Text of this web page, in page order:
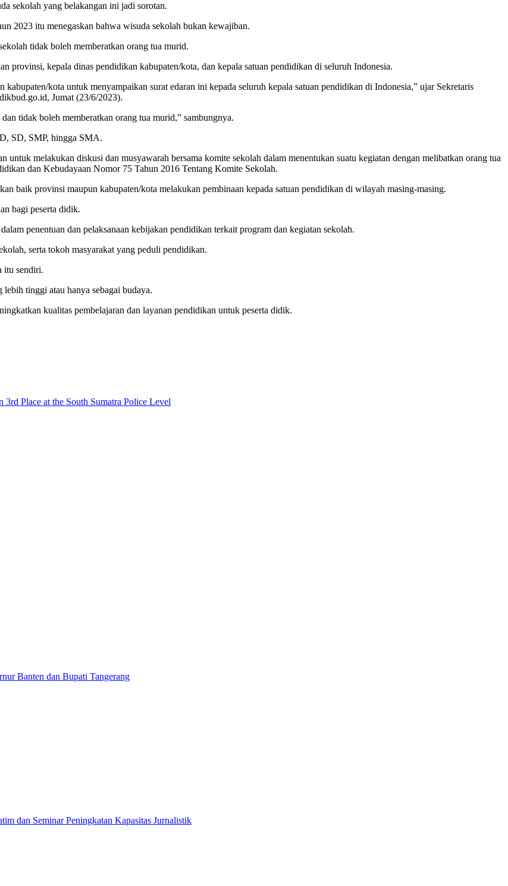
sekolah yang belakangan ini jadi sorotan.
2023 itu menegaskan bahwa wisuda sekolah bukan kewajiban.
tidak boleh memberatkan orang tua murid.
provinsi, kepala dinas pendidikan kabupaten/kota, dan kepala satuan pendidikan di seluruh Indonesia.
kota untuk menyampaikan surat edaran ini kepada seluruh kepala satuan pendidikan di Indonesia,” ujar Sekretaris
Jumat (23/6/2023).
tidak boleh memberatkan orang tua murid,” sambungnya.
SD, SMP, hingga SMA.
melakukan diskusi dan musyawarah bersama komite sekolah dalam menentukan suatu kegiatan dengan melibatkan orang tua
dan Kebudayaan Nomor 75 Tahun 2016 Tentang Komite Sekolah.
baik provinsi maupun kabupaten/kota melakukan pembinaan kepada satuan pendidikan di wilayah masing-masing.
bagi peserta didik.
penentuan dan pelaksanaan kebijakan pendidikan terkait program dan kegiatan sekolah.
serta tokoh masyarakat yang peduli pendidikan.
itu sendiri.
tinggi atau hanya sebagai budaya.
kualitas pembelajaran dan layanan pendidikan untuk peserta didik.
Place at the South Sumatra Police Level
Banten dan Bupati Tangerang
dan Seminar Peningkatan Kapasitas Jurnalistik